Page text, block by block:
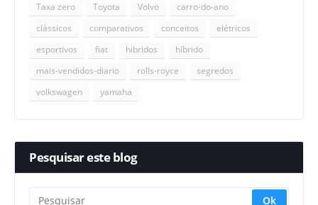
Taxa zero
Toyota Volvo
carro-do-ano
clássicos
comparativos conceitos
elétricos
esportivos
fiat hibridos
híbrido
mais-vendidos-diario
rolls-royce
segredos
volkswagen
yamaha
Pesquisar este blog